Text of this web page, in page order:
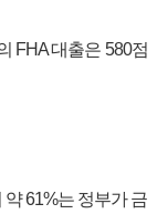
FHA 대출은 580점
61%는 정부가 금